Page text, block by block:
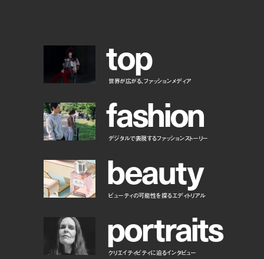
top
世界が広がる、ファッションメディア
fashion
デジタルで表現するファッションストーリー
beauty
ビューティの可能性を探るエディトリアル
portraits
クリエイティビティに迫るインタビュー